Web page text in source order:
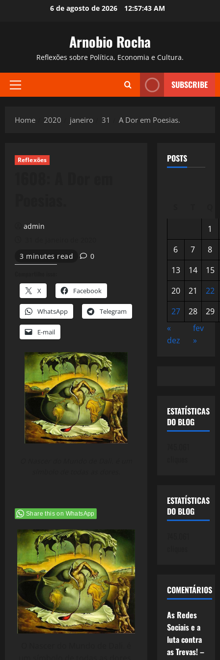
6 de agosto de 2026 12:57:44 AM
Arnobio Rocha
Reflexões sobre Política, Economia e Cultura.
Primary
SUBSCRIBE
Home 2020 janeiro 31 A Dor em Poesias.
Reflexões
admin
3 minutes read
0
X Facebook
WhatsApp Telegram
E-mail
Share this on WhatsApp
POSTS
1
6
7
8
13
14
15
20
21
22
27
28
29
«
dez
fev
»
ESTATÍSTICAS
DO BLOG
ESTATÍSTICAS
DO BLOG
COMENTÁRIOS
As Redes
Sociais e a
luta contra
as Trevas! –